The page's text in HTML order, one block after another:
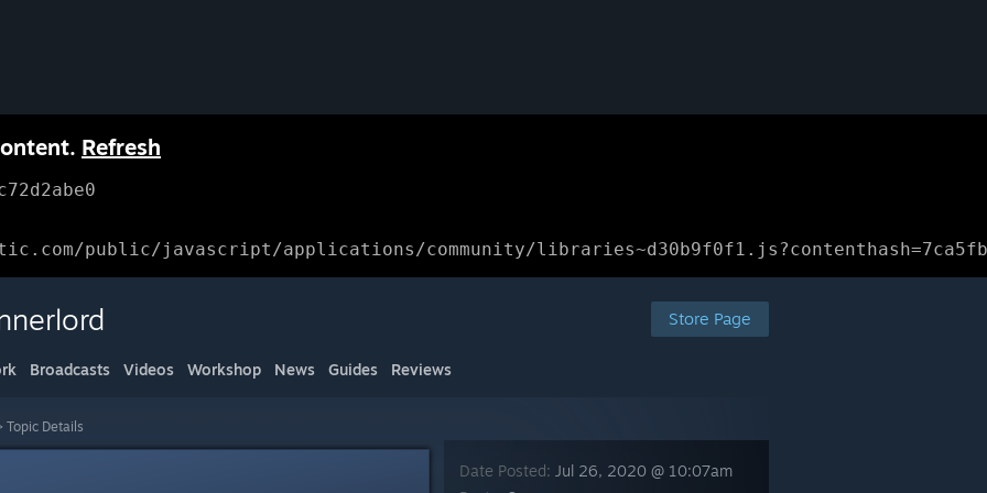
Refresh
public/javascript/applications/community/
Store Page
Broadcasts Videos Workshop News Guides Reviews
Topic Details
Date Posted: Jul 26, 2020 @ 10:07am